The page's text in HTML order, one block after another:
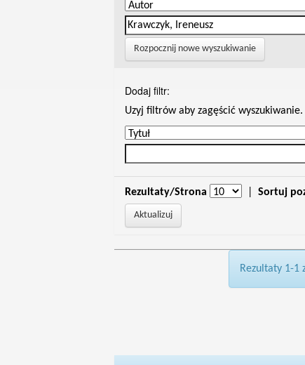
Rozpocznij nowe wyszukiwanie
Dodaj filtr:
Uzyj filtrów aby zagęścić wyszukiwanie.
Rezultaty/Strona Sortuj
Rezultaty 1-1